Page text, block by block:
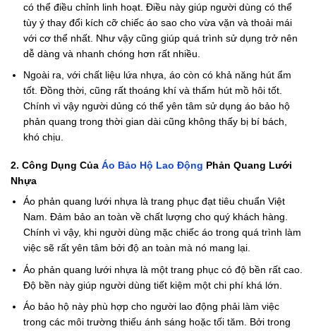
có thể điều chỉnh linh hoạt. Điều này giúp người dùng có thể
tùy ý thay đổi kích cỡ chiếc áo sao cho vừa vặn và thoải mái
với cơ thể nhất. Như vậy cũng giúp quá trình sử dụng trở nên
dễ dàng và nhanh chóng hơn rất nhiều.
Ngoài ra, với chất liệu lứa nhựa, áo còn có khả năng hút ẩm
tốt. Đồng thời, cũng rất thoáng khí và thấm hút mồ hôi tốt.
Chính vì vậy người dủng có thể yên tâm sử dụng áo bảo hộ
phản quang trong thời gian dài cũng không thấy bị bí bách,
khó chịu.
2. Công Dụng Của Áo Bảo Hộ Lao Động Phản Quang Lưới
Nhựa
Áo phản quang lưới nhựa là trang phục đạt tiêu chuẩn Việt
Nam. Đảm bảo an toàn về chất lượng cho quý khách hàng.
Chính vì vậy, khi người dùng mặc chiếc áo trong quá trình làm
việc sẽ rất yên tâm bởi độ an toàn mà nó mang lại.
Áo phản quang lưới nhựa là một trang phục có độ bền rất cao.
Độ bền này giúp người dùng tiết kiệm một chi phí khá lớn.
Áo bảo hộ này phù hợp cho người lao động phải làm việc
trong các môi trường thiếu ánh sáng hoặc tối tăm. Bởi trong